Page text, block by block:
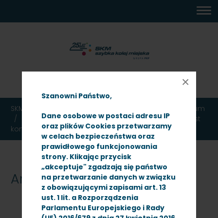
Szanowni Państwo,
Dane osobowe w postaci adresu IP
oraz plików Cookies przetwarzamy
w celach bezpieczeństwa oraz
prawidłowego funkcjonowania
strony. Klikając przycisk
„akceptuje" zgadzają się państwo
na przetwarzanie danych w związku
z obowiązującymi zapisami art. 13
ust. 1 lit. a Rozporządzenia
Parlamentu Europejskiego i Rady
×
DOSTĘPNOŚCI
SKM TRÓJMIASTO
Archiwum
Przetarg nieograniczony, którego przedmiotem jest
kontrola biletów w pociągach Zamawiajacego
Archiwum